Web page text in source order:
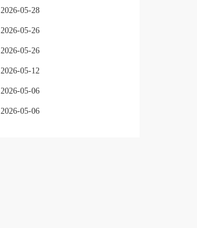
2026-05-28
2026-05-26
2026-05-26
2026-05-12
2026-05-06
2026-05-06